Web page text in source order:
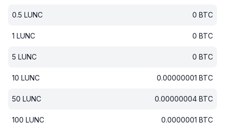
0.5 LUNC 0 BTC
1 LUNC 0 BTC
5 LUNC 0 BTC
10 LUNC 0.00000001 BTC
50 LUNC 0.00000004 BTC
100 LUNC 0.0000001 BTC